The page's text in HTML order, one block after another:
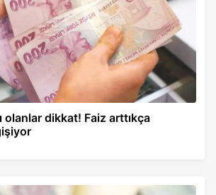
olanlar dikkat! Faiz arttıkça